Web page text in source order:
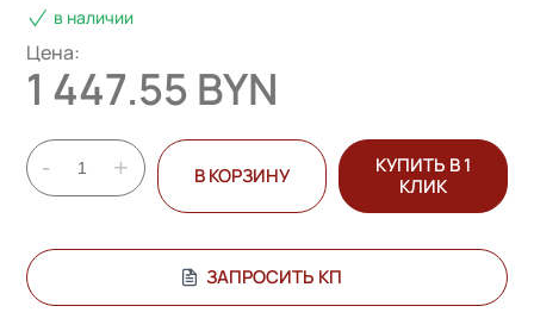
в наличии
Цена:
1 447.55 BYN
- + В КОРЗИНУ
КУПИТЬ В 1
КЛИК
ЗАПРОСИТЬ КП